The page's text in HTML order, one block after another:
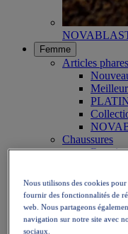
Femme
Articles phares
Chaussures
Tennis
Padel
Nous utilisons des cookies
fournir des fonctionnalités de
web. Nous partageons
navigation sur notre site avec
sociaux.